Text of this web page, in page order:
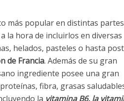
más popular en distintas
la hora de incluirlos en diversas
helados, pasteles o hasta
de Francia. Además de su gran
ingrediente posee una gran
fibra, grasas
la vitamina B6, la